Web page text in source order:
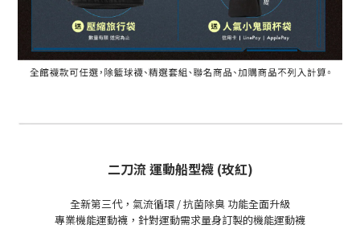
二刀流 運動船型襪 (玫紅)
全新第三代，氣流循環 / 抗菌除臭 功能全面升級
專業機能運動襪，針對運動需求量身訂製的機能運動襪